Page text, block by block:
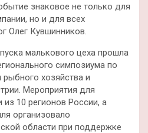
знаковое не только для
но и для всех
Олег Кувшинников.
малькового цеха прошла
симпозиума по
хозяйства и
Мероприятия для
из 10 регионов России, а
организовало
области при поддержке